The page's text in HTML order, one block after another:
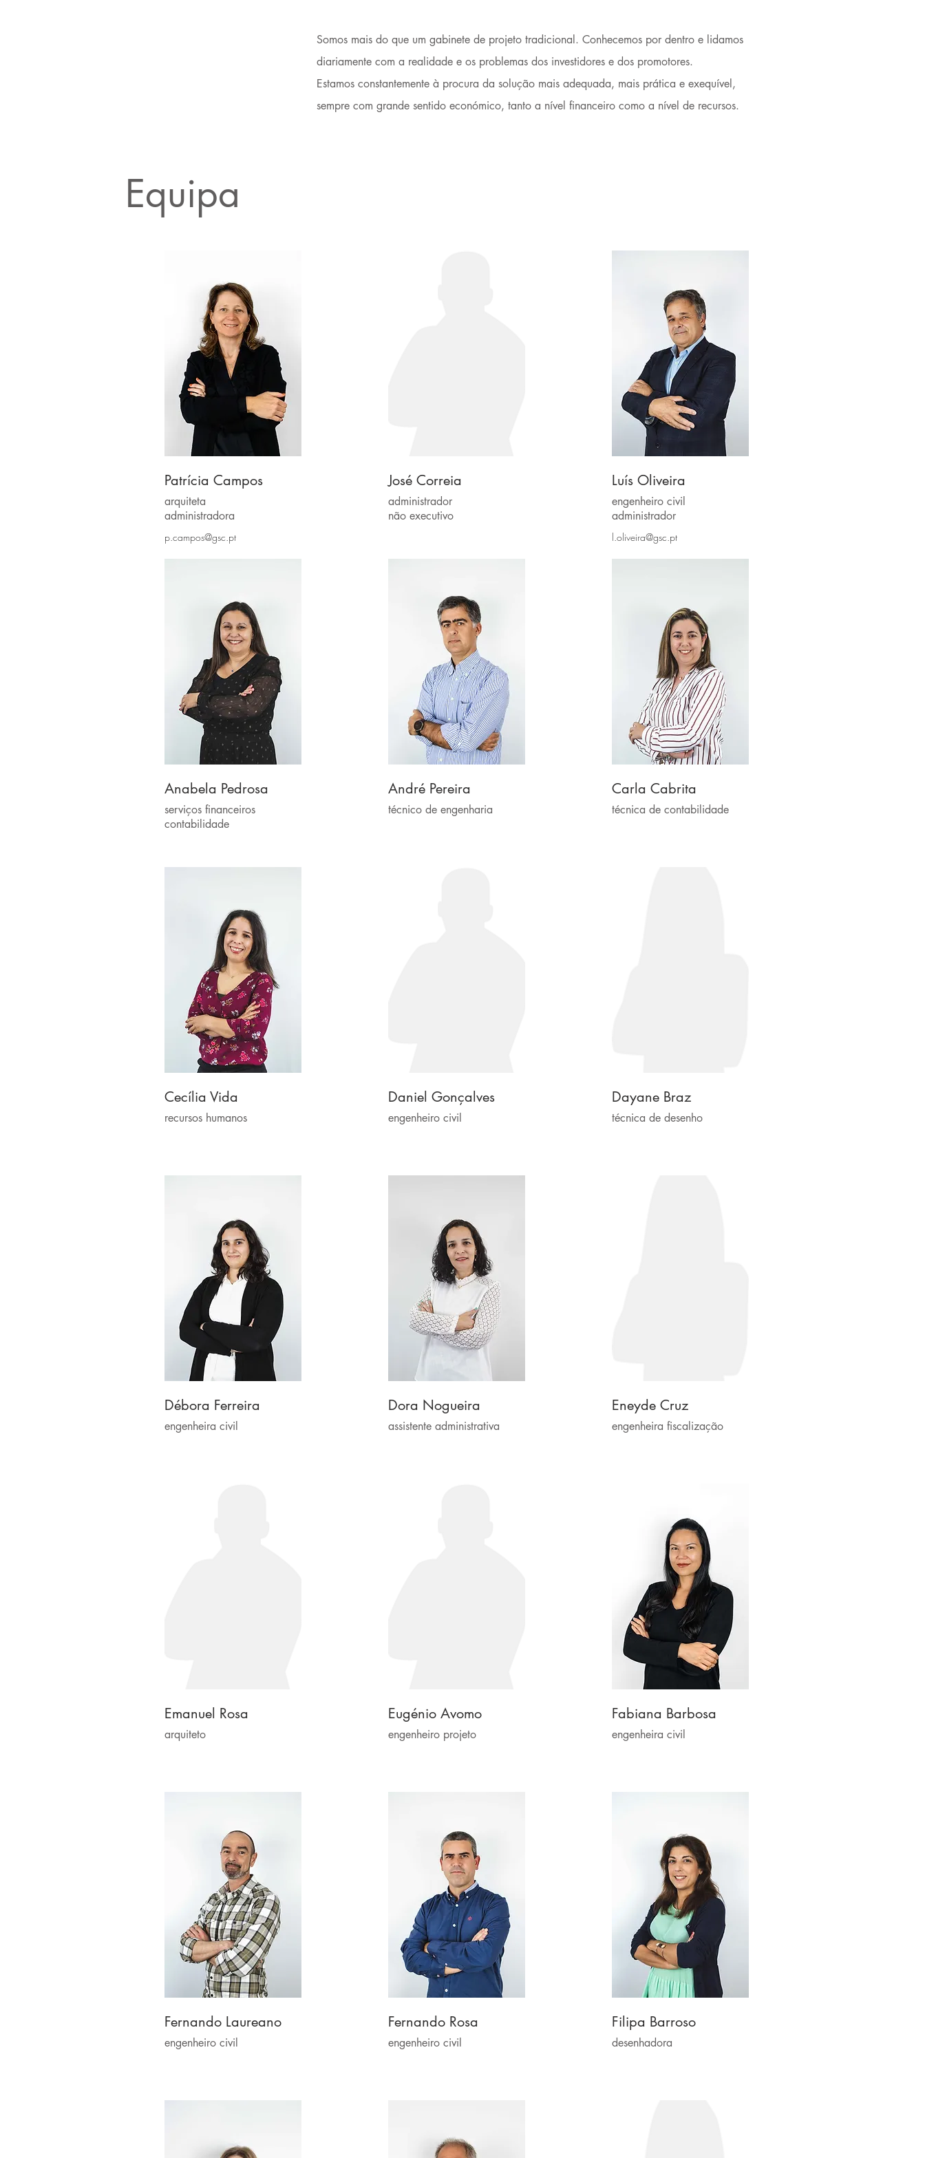
Somos mais do que um gabinete de projeto tradicional. Conhecemos por dentro e lidamos
diariamente com a realidade e os problemas dos investidores e dos promotores.
Estamos constantemente à procura da solução mais adequada, mais prática e exequível,
sempre com grande sentido económico, tanto a nível financeiro como a nível de recursos.
Equipa
Patrícia Campos
arquiteta
administradora
p.campos@gsc.pt
Anabela Pedrosa
serviços financeiros
contabilidade
Cecília Vida
recursos humanos
Débora Ferreira
engenheira civil
Emanuel Rosa
arquiteto
Fernando Laureano
engenheiro civil
José Correia
administrador
não executivo
André Pereira
técnico de engenharia
Daniel Gonçalves
engenheiro civil
Dora Nogueira
assistente administrativa
Eugénio Avomo
engenheiro projeto
Fernando Rosa
engenheiro civil
Luís Oliveira
engenheiro civil
administrador
l.oliveira@gsc.pt
Carla Cabrita
técnica de contabilidade
Dayane Braz
técnica de desenho
Eneyde Cruz
engenheira fiscalização
Fabiana Barbosa
engenheira civil
Filipa Barroso
desenhadora